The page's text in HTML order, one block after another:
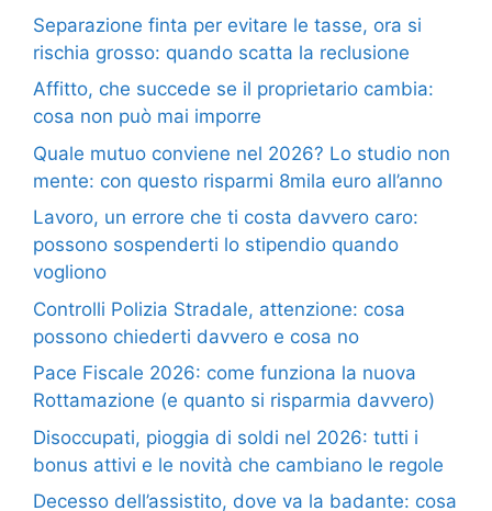
Separazione finta per evitare le tasse, ora si
rischia grosso: quando scatta la reclusione
Affitto, che succede se il proprietario cambia:
cosa non può mai imporre
Quale mutuo conviene nel 2026? Lo studio non
mente: con questo risparmi 8mila euro all’anno
Lavoro, un errore che ti costa davvero caro:
possono sospenderti lo stipendio quando
vogliono
Controlli Polizia Stradale, attenzione: cosa
possono chiederti davvero e cosa no
Pace Fiscale 2026: come funziona la nuova
Rottamazione (e quanto si risparmia davvero)
Disoccupati, pioggia di soldi nel 2026: tutti i
bonus attivi e le novità che cambiano le regole
Decesso dell’assistito, dove va la badante: cosa